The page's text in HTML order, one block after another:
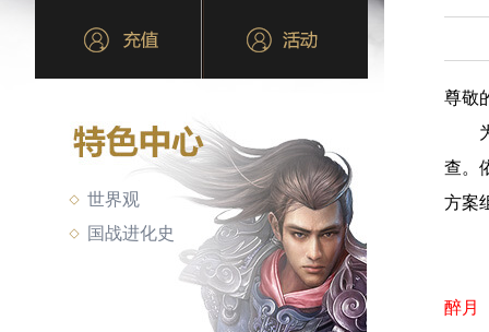
世界观
国战进化史
尊敬
为
查。
方案
醉月